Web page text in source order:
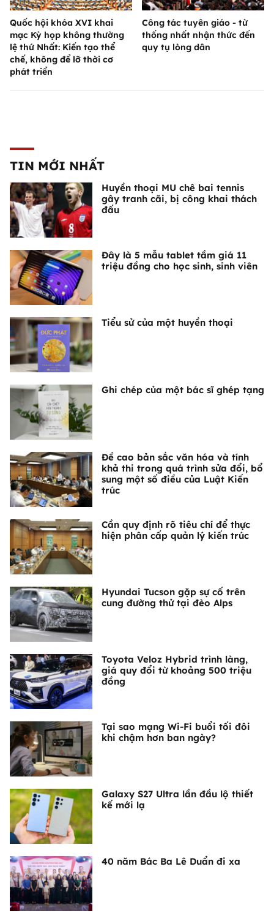
Quốc hội khóa XVI khai
mạc Kỳ họp không thường
lệ thứ Nhất: Kiến tạo thể
chế, không để lỡ thời cơ
phát triển
Công tác tuyên giáo - từ
thống nhất nhận thức đến
quy tụ lòng dân
TIN MỚI NHẤT
Huyền thoại MU chê bai tennis
gây tranh cãi, bị công khai thách
đấu
Đây là 5 mẫu tablet tầm giá 11
triệu đồng cho học sinh, sinh viên
Tiểu sử của một huyền thoại
Ghi chép của một bác sĩ ghép tạng
Đề cao bản sắc văn hóa và tính
khả thi trong quá trình sửa đổi, bổ
sung một số điều của Luật Kiến
trúc
Cần quy định rõ tiêu chí để thực
hiện phân cấp quản lý kiến trúc
Hyundai Tucson gặp sự cố trên
cung đường thử tại đèo Alps
Toyota Veloz Hybrid trình làng,
giá quy đổi từ khoảng 500 triệu
đồng
Tại sao mạng Wi-Fi buổi tối đôi
khi chậm hơn ban ngày?
Galaxy S27 Ultra lần đầu lộ thiết
kế mới lạ
40 năm Bác Ba Lê Duẩn đi xa